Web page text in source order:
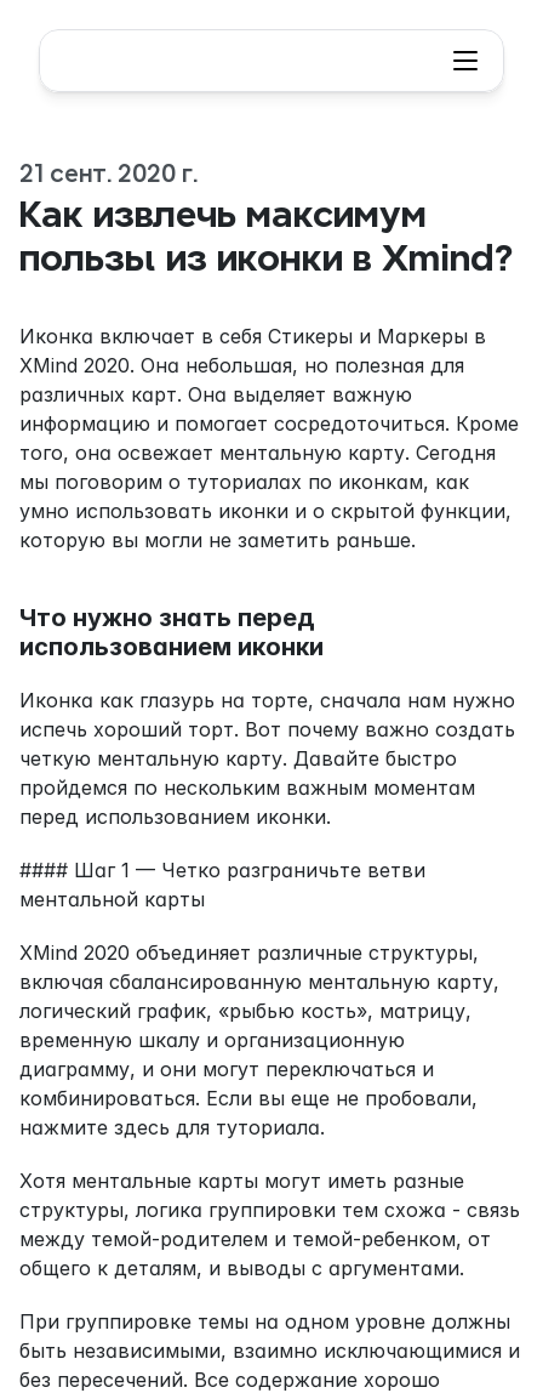
21 сент. 2020 г.
Как извлечь максимум
пользы из иконки в Xmind?
Иконка включает в себя Стикеры и Маркеры в
XMind 2020. Она небольшая, но полезная для
различных карт. Она выделяет важную
информацию и помогает сосредоточиться. Кроме
того, она освежает ментальную карту. Сегодня
мы поговорим о туториалах по иконкам, как
умно использовать иконки и о скрытой функции,
которую вы могли не заметить раньше.
Что нужно знать перед
использованием иконки
Иконка как глазурь на торте, сначала нам нужно
испечь хороший торт. Вот почему важно создать
четкую ментальную карту. Давайте быстро
пройдемся по нескольким важным моментам
перед использованием иконки.
#### Шаг 1 — Четко разграничьте ветви
ментальной карты
XMind 2020 объединяет различные структуры,
включая сбалансированную ментальную карту,
логический график, «рыбью кость», матрицу,
временную шкалу и организационную
диаграмму, и они могут переключаться и
комбинироваться. Если вы еще не пробовали,
нажмите здесь для туториала.
Хотя ментальные карты могут иметь разные
структуры, логика группировки тем схожа - связь
между темой-родителем и темой-ребенком, от
общего к деталям, и выводы с аргументами.
При группировке темы на одном уровне должны
быть независимыми, взаимно исключающимися и
без пересечений. Все содержание хорошо